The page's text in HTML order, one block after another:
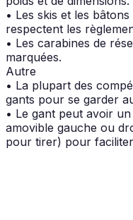
• Les skis et les
respectent les
• Les carabines de
marquées.
Autre
• La plupart des
gants pour se garder
• Le gant peut avoir
amovible gauche ou
pour tirer) pour